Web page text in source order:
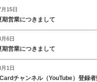
15日
期営業につきまして
6日
期営業につきまして
1日
チャンネル（YouTube）登録